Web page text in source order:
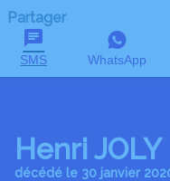
Partager
SMS WhatsApp
Henri JOLY
décédé le 30 janvier